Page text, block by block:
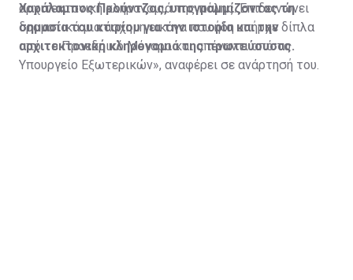
Χαράλαμπος Προύντζος, υπογραμμίζοντας τη
σημασία του κτιρίου για την ιστορία και την
αρχιτεκτονική κληρονομιά της πρωτεύουσας.
αρχιτεκτονική κληρονομιά της πόλης. Επιδεινώνει
δραματικά μια άσχημη εικόνα που ήδη υπήρχε δίπλα
από το Προεδρικό Μέγαρο και απέναντι από το
Υπουργείο Εξωτερικών», αναφέρει σε ανάρτησή του.